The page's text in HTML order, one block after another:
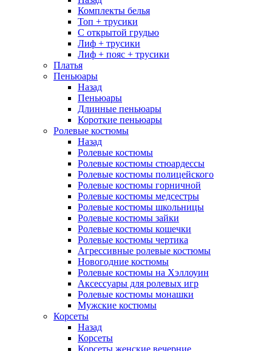
Комплекты белья
Топ + трусики
С открытой грудью
Лиф + трусики
Лиф + пояс + трусики
Платья
Пеньюары
Назад
Пеньюары
Длинные пеньюары
Короткие пеньюары
Ролевые костюмы
Назад
Ролевые костюмы
Ролевые костюмы стюардессы
Ролевые костюмы полицейского
Ролевые костюмы горничной
Ролевые костюмы медсестры
Ролевые костюмы школьницы
Ролевые костюмы зайки
Ролевые костюмы кошечки
Ролевые костюмы чертика
Агрессивные ролевые костюмы
Новогодние костюмы
Ролевые костюмы на Хэллоуин
Аксессуары для ролевых игр
Ролевые костюмы монашки
Мужские костюмы
Корсеты
Назад
Корсеты
Корсеты женские вечерние